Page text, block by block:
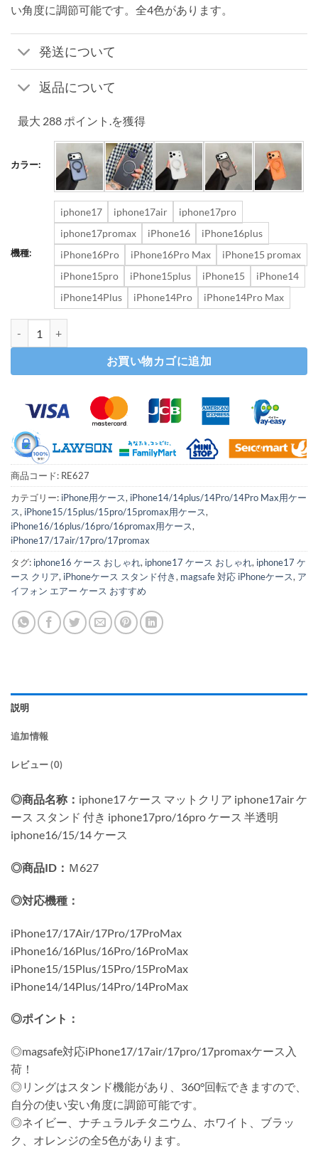
い角度に調節可能です。全4色があります。
発送について
返品について
最大 288 ポイント.を獲得
カラー:
機種:
iphone17 iphone17air
iphone17pro
iphone17promax
iPhone16
iPhone16plus
iPhone16Pro
iPhone16Pro Max
iPhone15 promax
iPhone15pro
iPhone15plus iPhone15
iPhone14
iPhone14Plus
iPhone14Pro iPhone14Pro Max
お買い物カゴに追加
商品コード: RE627
カテゴリー: iPhone用ケース, iPhone14/14plus/14Pro/14Pro Max用ケー
ス, iPhone15/15plus/15pro/15promax用ケース,
iPhone16/16plus/16pro/16promax用ケース,
iPhone17/17air/17pro/17promax
タグ: iphone16 ケース おしゃれ, iphone17 ケース おしゃれ, iphone17 ケ
ース クリア, iPhoneケース スタンド付き, magsafe 対応 iPhoneケース, ア
イフォン エアー ケース おすすめ
説明
追加情報
レビュー (0)
◎商品名称： iphone17 ケース マットクリア iphone17air ケ
ース スタンド 付き iphone17pro/16pro ケース 半透明
iphone16/15/14 ケース
◎商品ID： Ｍ627
◎対応機種：
iPhone17/17Air/17Pro/17ProMax
iPhone16/16Plus/16Pro/16ProMax
iPhone15/15Plus/15Pro/15ProMax
iPhone14/14Plus/14Pro/14ProMax
◎ポイント：
◎magsafe対応iPhone17/17air/17pro/17promaxケース入
荷！
◎リングはスタンド機能があり、360°回転できますので、
自分の使い安い角度に調節可能です。
◎ネイビー、ナチュラルチタニウム、ホワイト、ブラッ
ク、オレンジの全5色があります。